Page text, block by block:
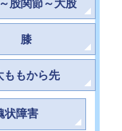
股関節～大股
膝
ももから先
状障害